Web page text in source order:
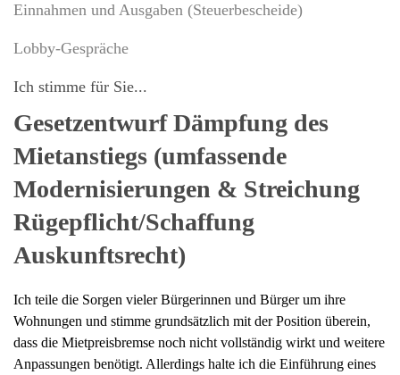
Einnahmen und Ausgaben (Steuerbescheide)
Lobby-Gespräche
Ich stimme für Sie...
Gesetzentwurf Dämpfung des
Mietanstiegs (umfassende
Modernisierungen & Streichung
Rügepflicht/Schaffung
Auskunftsrecht)
Ich teile die Sorgen vieler Bürgerinnen und Bürger um ihre
Wohnungen und stimme grundsätzlich mit der Position überein,
dass die Mietpreisbremse noch nicht vollständig wirkt und weitere
Anpassungen benötigt. Allerdings halte ich die Einführung eines